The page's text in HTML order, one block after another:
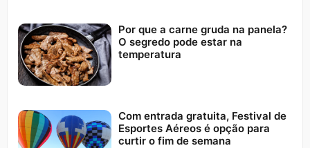
Por que a carne gruda na panela?
O segredo pode estar na
temperatura
Com entrada gratuita, Festival de
Esportes Aéreos é opção para
curtir o fim de semana